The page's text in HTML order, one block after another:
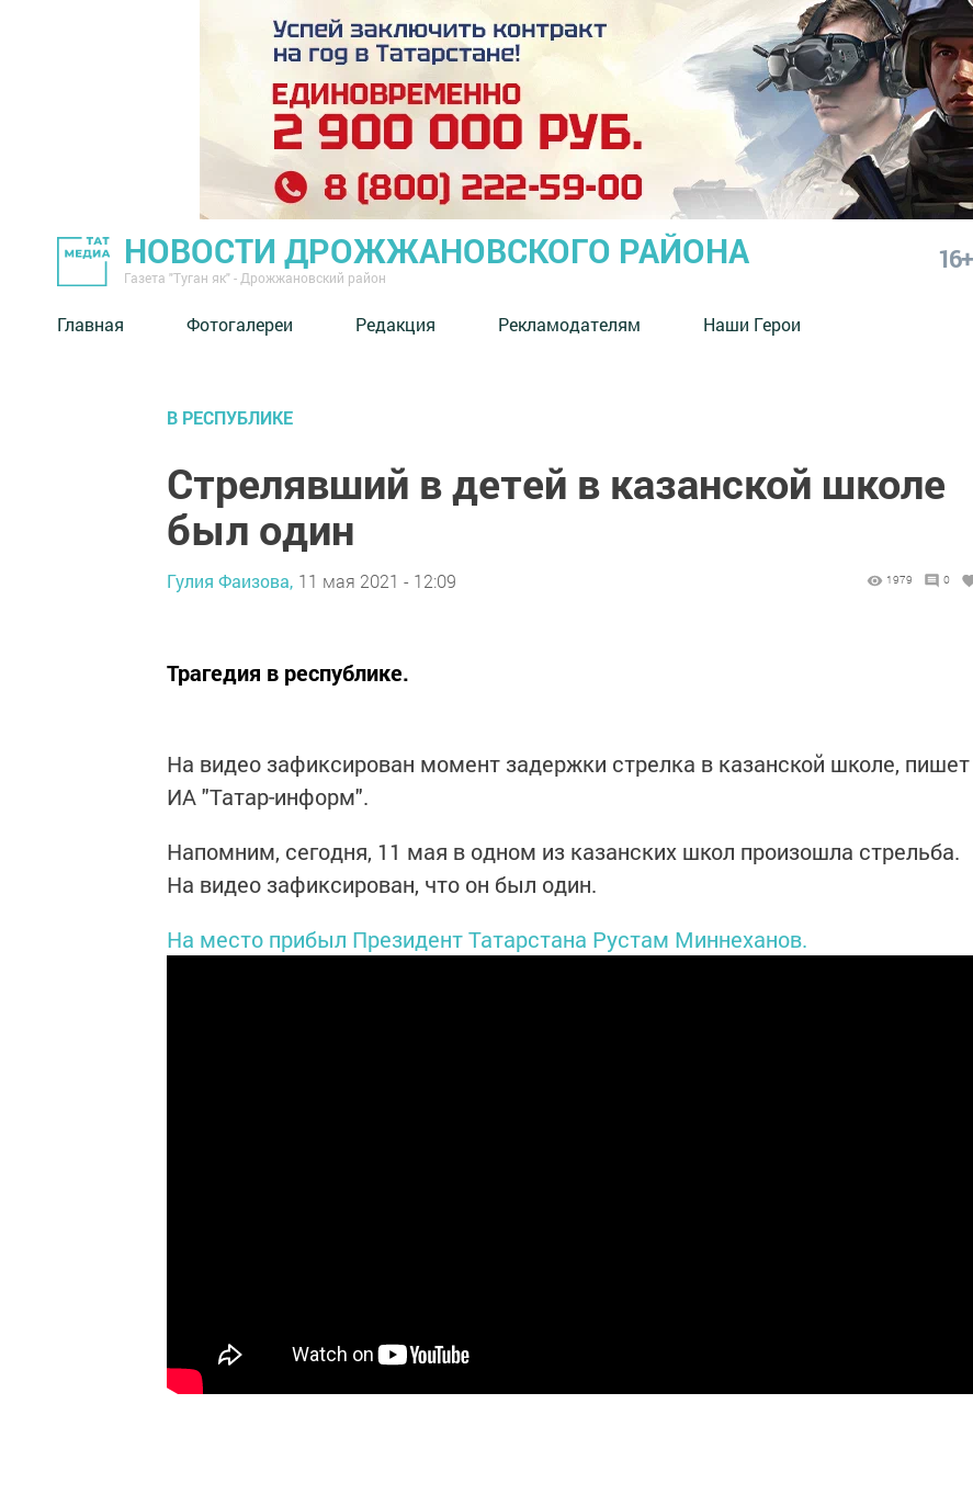
НОВОСТИ ДРОЖЖАНОВСКОГО РАЙОНА
Газета "Туган як" - Дрожжановский район
16+
Главная Фотогалереи Редакция Рекламодателям Наши Герои
В РЕСПУБЛИКЕ
Стрелявший в детей в казанской школе
был один
Гулия Фаизова, 11 мая 2021 - 12:09 1979 0
Трагедия в республике.
На видео зафиксирован момент задержки стрелка в казанской школе, пишет
ИА "Татар-информ".
Напомним, сегодня, 11 мая в одном из казанских школ произошла стрельба.
На видео зафиксирован, что он был один.
На место прибыл Президент Татарстана Рустам Миннеханов.